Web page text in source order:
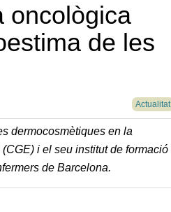
oncològica
de les
Actualitat
dermocosmètiques en la
i el seu institut de formació
de Barcelona.